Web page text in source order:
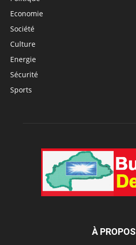
Economie
Société
Culture
Energie
Sécurité
Sports
À PROPOS